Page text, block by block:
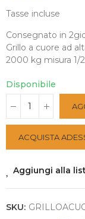
Tasse incluse
Consegnato in
Grillo a cuore ad
2000 kg misura 1/2
Disponibile
ACQUISTA
Aggiungi alla
SKU: